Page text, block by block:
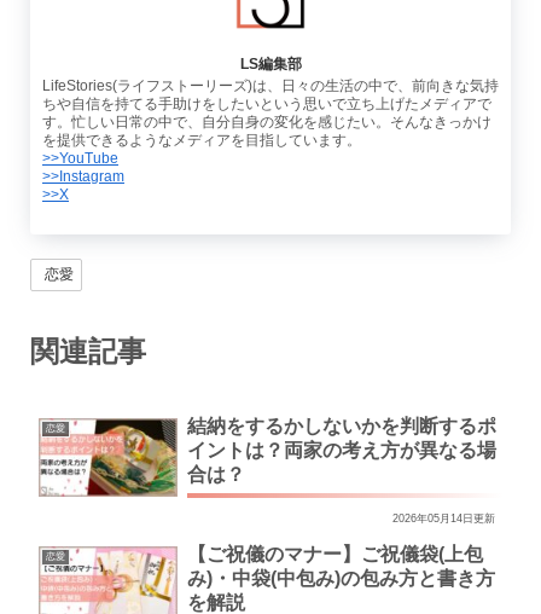
LS編集部
LifeStories(ライフストーリーズ)は、日々の生活の中で、前向きな気持
ちや自信を持てる手助けをしたいという思いで立ち上げたメディアで
す。忙しい日常の中で、自分自身の変化を感じたい。そんなきっかけ
を提供できるようなメディアを目指しています。
>>YouTube
>>Instagram
>>X
恋愛
関連記事
恋愛
結納をするかしないかを判断するポ
イントは？両家の考え方が異なる場
合は？
2026年05月14日更新
恋愛
【ご祝儀のマナー】ご祝儀袋(上包
み)・中袋(中包み)の包み方と書き方
を解説